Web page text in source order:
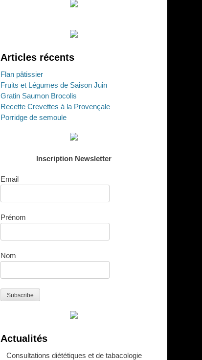
Articles récents
Flan pâtissier
Fruits et Légumes de Saison Juin
Gratin Saumon Brocolis
Recette Crevettes à la Provençale
Porridge de semoule
Inscription Newsletter
Email
Prénom
Nom
Actualités
Consultations diététiques et de tabacologie